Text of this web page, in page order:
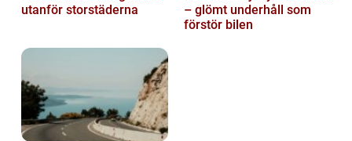
utanför storstäderna
– glömt underhåll som
förstör bilen